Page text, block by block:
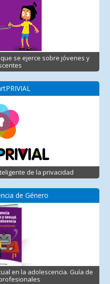
se ejerce sobre jóvenes y
de la privacidad
de Género
en la adolescencia. Guía de